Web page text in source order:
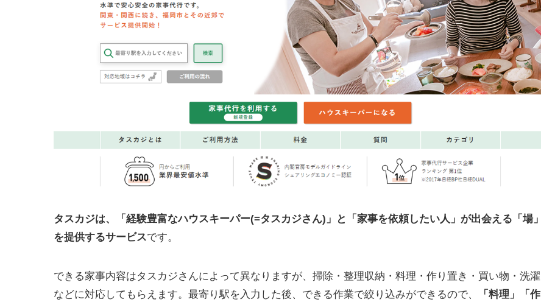
タスカジは、「経験豊富なハウスキーパー(=タスカジさん)」と「家事を依頼したい人」が出会える「場」
を提供するサービスです。
できる家事内容はタスカジさんによって異なりますが、掃除・整理収納・料理・作り置き・買い物・洗濯
などに対応してもらえます。最寄り駅を入力した後、できる作業で絞り込みができるので、
「料理」「作